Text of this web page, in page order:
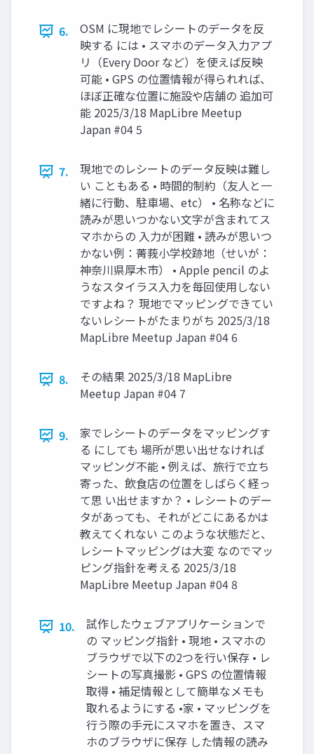
6.
OSM に現地でレシートのデータを反
映する には • スマホのデータ入力アプ
リ（Every Door など）を使えば反映
可能 • GPS の位置情報が得られれば、
ほぼ正確な位置に施設や店舗の 追加可
能 2025/3/18 MapLibre Meetup
Japan #04 5
7.
現地でのレシートのデータ反映は難し
い こともある • 時間的制約（友人と一
緒に行動、駐車場、etc） • 名称などに
読みが思いつかない文字が含まれてス
マホからの 入力が困難 • 読みが思いつ
かない例：菁莪小学校跡地（せいが：
神奈川県厚木市） • Apple pencil のよ
うなスタイラス入力を毎回使用しない
ですよね？ 現地でマッピングできてい
ないレシートがたまりがち 2025/3/18
MapLibre Meetup Japan #04 6
8.
その結果 2025/3/18 MapLibre
Meetup Japan #04 7
9.
家でレシートのデータをマッピングす
る にしても 場所が思い出せなければ
マッピング不能 • 例えば、旅行で立ち
寄った、飲食店の位置をしばらく経っ
て思 い出せますか？ • レシートのデー
タがあっても、それがどこにあるかは
教えてくれない このような状態だと、
レシートマッピングは大変 なのでマッ
ピング指針を考える 2025/3/18
MapLibre Meetup Japan #04 8
10.
試作したウェブアプリケーションで
の マッピング指針 • 現地 • スマホの
ブラウザで以下の2つを行い保存 • レ
シートの写真撮影 • GPS の位置情報
取得 • 補足情報として簡単なメモも
取れるようにする •家 • マッピングを
行う際の手元にスマホを置き、スマ
ホのブラウザに保存 した情報の読み